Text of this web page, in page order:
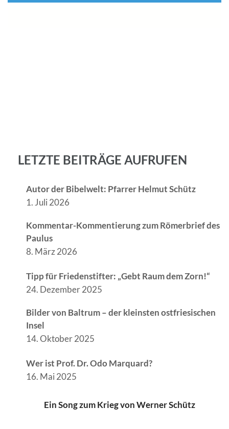
LETZTE BEITRÄGE AUFRUFEN
Autor der Bibelwelt: Pfarrer Helmut Schütz
1. Juli 2026
Kommentar-Kommentierung zum Römerbrief des
Paulus
8. März 2026
Tipp für Friedenstifter: „Gebt Raum dem Zorn!“
24. Dezember 2025
Bilder von Baltrum – der kleinsten ostfriesischen
Insel
14. Oktober 2025
Wer ist Prof. Dr. Odo Marquard?
16. Mai 2025
Ein Song zum Krieg von Werner Schütz